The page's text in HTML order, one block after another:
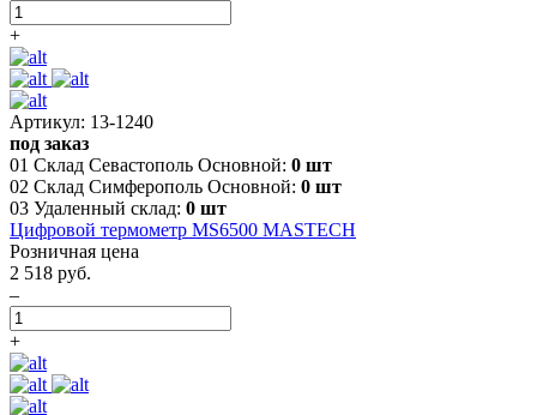
+
Артикул: 13-1240
под заказ
01 Склад Севастополь Основной: 0 шт
02 Склад Симферополь Основной: 0 шт
03 Удаленный склад: 0 шт
Цифровой термометр MS6500 MASTECH
Розничная цена
2 518 руб.
–
+